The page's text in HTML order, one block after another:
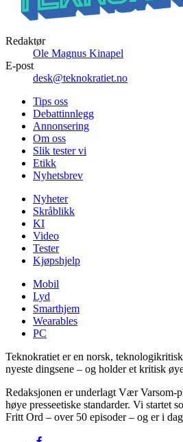
Redaktør
Ole Magnus Kinapel
E-post
desk@teknokratiet.no
Tips oss
Debattinnlegg
Annonsering
Om oss
Slik tester vi
Etikk
Nyhetsbrev
Nyheter
Skråblikk
KI
Video
Tester
Kjøpshjelp
Mobil
Lyd
Smarthjem
Wearables
PC
Teknokratiet er en norsk,
nyeste dingsene – og holder et kritisk
Redaksjonen er underlagt Vær Varsom-
høye presseetiske standarder. Vi startet
Fritt Ord – over 50 episoder – og er i